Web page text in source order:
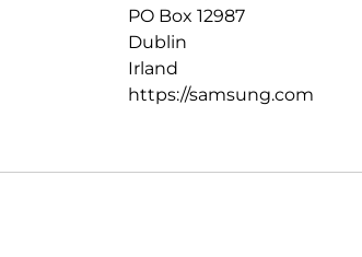
PO Box 12987
Dublin
Irland
https://samsung.com